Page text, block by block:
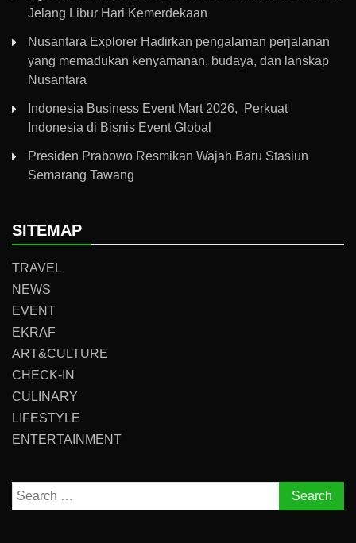
Jelang Libur Hari Kemerdekaan
Nusantara Explorer Hadirkan pengalaman perjalanan
yang memadukan kenyamanan, budaya, dan lanskap
Nusantara
Indonesia Business Event Mart 2026, Perkuat
Indonesia di Bisnis Event Global
Presiden Prabowo Resmikan Wajah Baru Stasiun
Semarang Tawang
SITEMAP
TRAVEL
NEWS
EVENT
EKRAF
ART&CULTURE
CHECK-IN
CULINARY
LIFESTYLE
ENTERTAINMENT
Search
for: